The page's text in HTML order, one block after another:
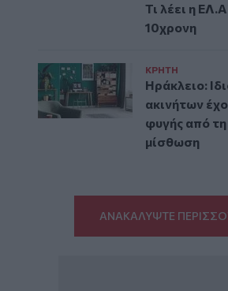
Τι λέει η
10χρονη
ΚΡΗΤΗ
Ηράκλειο:
ακινήτων
φυγής από
μίσθωση
ΑΝΑΚΑΛΥΨΤΕ